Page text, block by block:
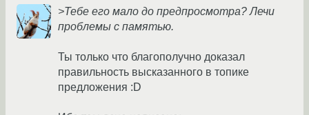
>Тебе его мало до предпросмотра? Лечи
проблемы с памятью.
Ты только что благополучно доказал
правильность высказанного в топике
предложения :D